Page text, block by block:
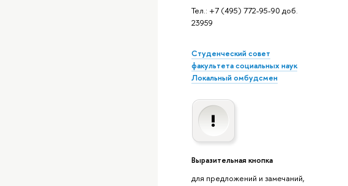
Тел.: +7 (495) 772-95-90 доб.
23959
Студенческий совет
факультета социальных наук
Локальный омбудсмен
Выразительная кнопка
для предложений и замечаний,